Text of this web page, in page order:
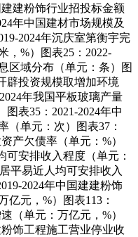
建粉饰行业招投标金额
年中国建材市场规模及
2024年沉庆室第衡宇完
，%）图表25：2022-
区域分布（单元：条）图
辟投资规模取增加环境
年我国平板玻璃产量
表35：2021-2024年中
（单元：次）图表37：
产欠债率（单元：%）
可安排收入程度（单元：
平易近人均可安排收入
2024年中国建建粉饰
亿元，%）图表113：
（单元：万亿元，%）
饰工程施工营业停业收